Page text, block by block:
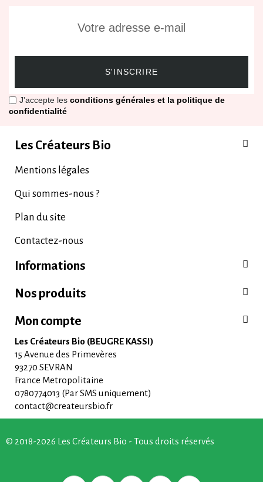
S'INSCRIRE
J'accepte les conditions générales et la politique de
confidentialité
Les Créateurs Bio
Mentions légales
Qui sommes-nous ?
Plan du site
Contactez-nous
Informations
Nos produits
Mon compte
Les Créateurs Bio (BEUGRE KASSI)
15 Avenue des Primevères
93270 SEVRAN
France Metropolitaine
0780774013 (Par SMS uniquement)
contact@createursbio.fr
© 2018-2026 Les Créateurs Bio - Tous droits réservés